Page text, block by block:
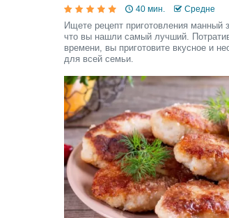
40 мин. Средне
Ищете рецепт приготовления манный
что вы нашли самый лучший.
времени, вы приготовите вкусное и
для всей семьи.